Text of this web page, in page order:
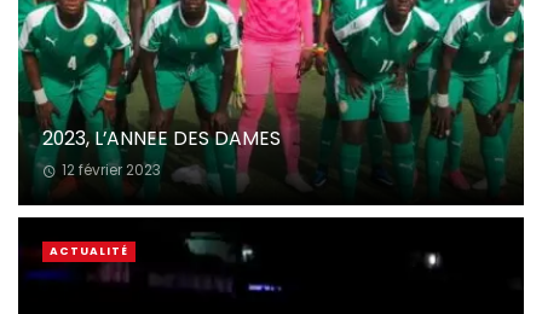
2023, L’ANNEE DES DAMES
12 février 2023
ACTUALITÉ